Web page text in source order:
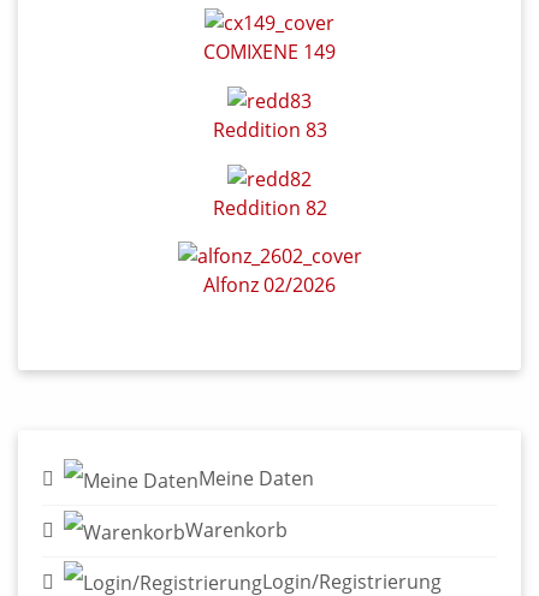
COMIXENE 149
Reddition 83
Reddition 82
Alfonz 02/2026
Meine Daten
Warenkorb
Login/Registrierung